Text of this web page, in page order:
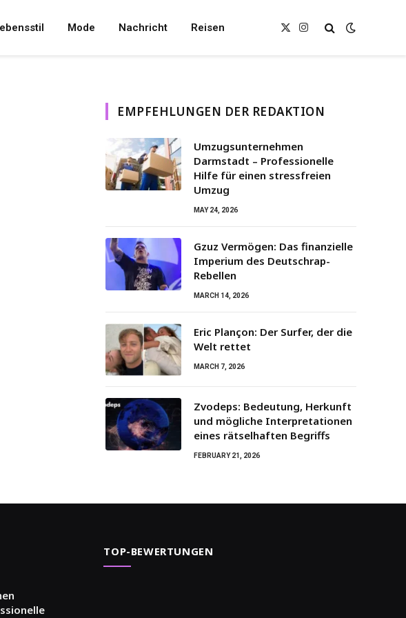
Mode Nachricht Reisen
X
Instagram
EMPFEHLUNGEN DER REDAKTION
Umzugsunternehmen
Darmstadt – Professionelle
Hilfe für einen stressfreien
Umzug
MAY 24, 2026
Gzuz Vermögen: Das finanzielle
Imperium des Deutschrap-
Rebellen
MARCH 14, 2026
Eric Plançon: Der Surfer, der die
Welt rettet
MARCH 7, 2026
Zvodeps: Bedeutung, Herkunft
und mögliche Interpretationen
eines rätselhaften Begriffs
FEBRUARY 21, 2026
TOP-BEWERTUNGEN